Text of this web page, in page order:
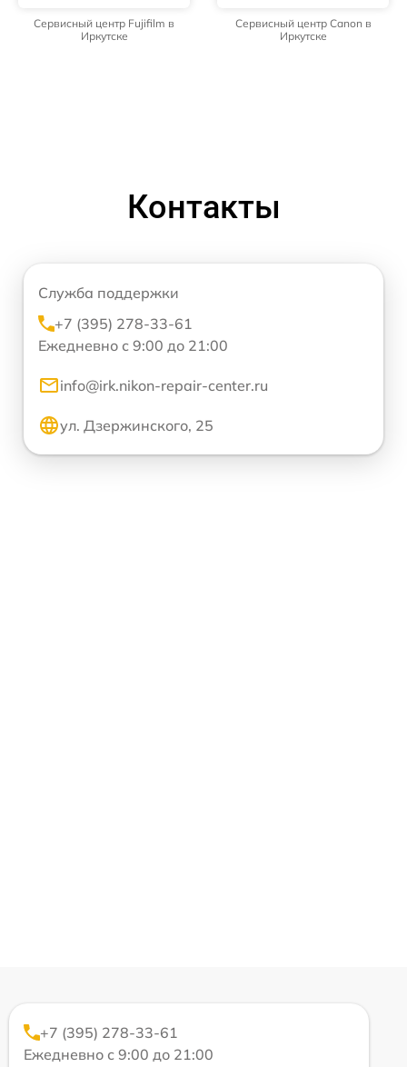
Сервисный центр Fujifilm в
Иркутске
Сервисный центр Canon в
Иркутске
Контакты
Служба поддержки
+7 (395) 278-33-61
Ежедневно с 9:00 до 21:00
info@irk.nikon-repair-center.ru
ул. Дзержинского, 25
+7 (395) 278-33-61
Ежедневно с 9:00 до 21:00